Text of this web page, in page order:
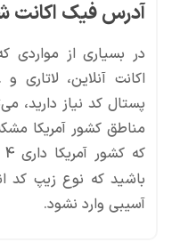
آدرس فیک اکانت
در بسیاری از
اکانت آنلاین،
پستال کد نیاز دارید،
مناطق کشور آمریکا
که کشور آمریکا داری 4 نوع
باشید که نوع زیپ کد
آسیبی وارد نشود.